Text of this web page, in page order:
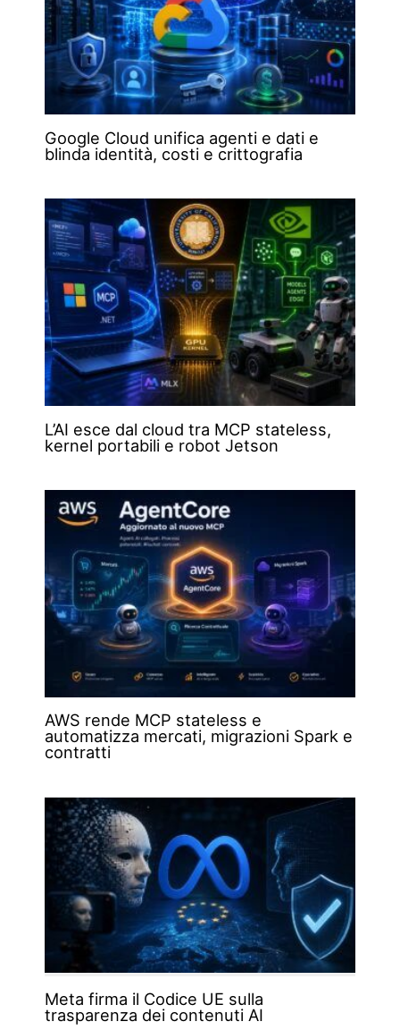
Google Cloud unifica agenti e dati e
blinda identità, costi e crittografia
L’AI esce dal cloud tra MCP stateless,
kernel portabili e robot Jetson
AWS rende MCP stateless e
automatizza mercati, migrazioni Spark e
contratti
Meta firma il Codice UE sulla
trasparenza dei contenuti AI